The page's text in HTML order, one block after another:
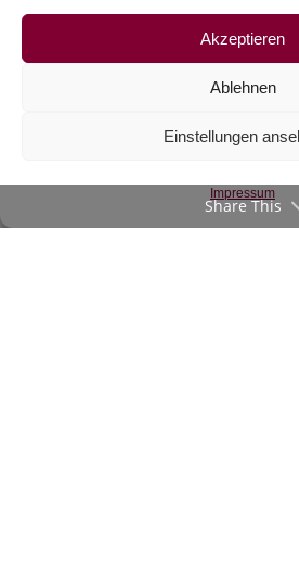
Akzeptieren
Ablehnen
Einstellungen
Impressum
inkl. 20 % MwSt.
Zur Wunschliste
€
Share This